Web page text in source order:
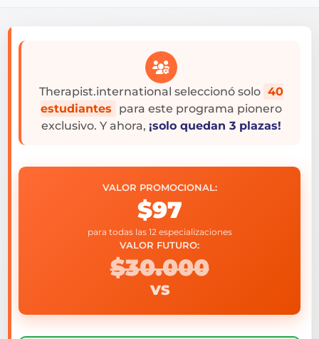
Therapist.international seleccionó solo 40
estudiantes
para este programa pionero
exclusivo. Y ahora, ¡solo quedan 3 plazas!
VALOR PROMOCIONAL:
$97
para todas las 12 especializaciones
VS
VALOR FUTURO:
$30.000